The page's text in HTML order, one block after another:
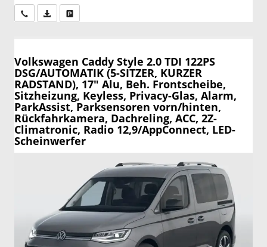
Wir rufen Sie anPDF-Datei, Fahrzeugexposé drucken
Volkswagen Caddy Style 2.0 TDI 122PS
DSG/AUTOMATIK (5-SITZER, KURZER
RADSTAND), 17" Alu, Beh. Frontscheibe,
Sitzheizung, Keyless, Privacy-Glas, Alarm,
ParkAssist, Parksensoren vorn/hinten,
Rückfahrkamera, Dachreling, ACC, 2Z-
Climatronic, Radio 12,9/AppConnect, LED-
Scheinwerfer